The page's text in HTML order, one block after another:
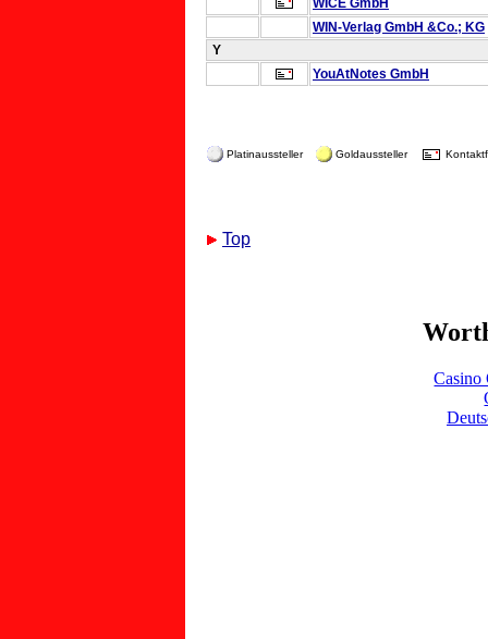
WICE GmbH
WIN-Verlag GmbH &Co.; KG
Y
YouAtNotes GmbH
Platinaussteller Goldaussteller
Top
Casino